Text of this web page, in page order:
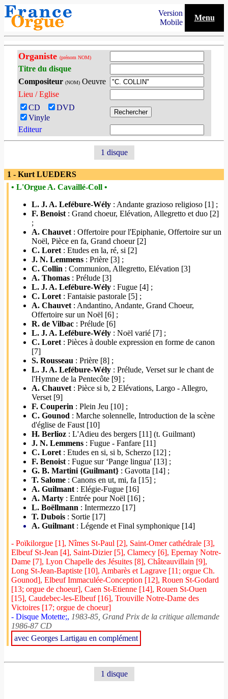
Version
Mobile
Menu
Organiste (prénom NOM)
Titre du disque
Compositeur (NOM)Oeuvre
Lieu / Eglise
CD
DVD
Vinyle
Editeur
1 disque
1 - Kurt LUEDERS
• L'Orgue A. Cavaillé-Coll •
L. J. A. Lefébure-Wély : Andante grazioso religioso [1] ;
F. Benoist : Grand choeur, Elévation, Allegretto et duo [2]
;
A. Chauvet : Offertoire pour l'Epiphanie, Offertoire sur un
Noël, Pièce en fa, Grand choeur [2]
C. Loret : Etudes en la, ré, si [2]
J. N. Lemmens : Prière [3] ;
C. Collin : Communion, Allegretto, Elévation [3]
A. Thomas : Prélude [3]
L. J. A. Lefébure-Wély : Fugue [4] ;
C. Loret : Fantaisie pastorale [5] ;
A. Chauvet : Andantino, Andante, Grand Choeur,
Offertoire sur un Noël [6] ;
R. de Vilbac : Prélude [6]
L. J. A. Lefébure-Wély : Noël varié [7] ;
C. Loret : Pièces à double expression en forme de canon
[7]
S. Rousseau : Prière [8] ;
L. J. A. Lefébure-Wély : Prélude, Verset sur le chant de
l'Hymne de la Pentecôte [9] ;
A. Chauvet : Pièce si b, 2 Elévations, Largo - Allegro,
Verset [9]
F. Couperin : Plein Jeu [10] ;
C. Gounod : Marche solennelle, Introduction de la scène
d'église de Faust [10]
H. Berlioz : L'Adieu des bergers [11] (t. Guilmant)
J. N. Lemmens : Fugue - Fanfare [11]
C. Loret : Etudes en si, si b, Scherzo [12] ;
F. Benoist : Fugue sur ‘Pange lingua' [13] ;
G. B. Martini {Guilmant} : Gavotta [14] ;
T. Salome : Canons en ut, mi, fa [15] ;
A. Guilmant : Elégie-Fugue [16]
A. Marty : Entrée pour Noël [16] ;
L. Boëllmann : Intermezzo [17]
T. Dubois : Sortie [17]
A. Guilmant : Légende et Final symphonique [14]
- Poïkilorgue [1], Nîmes St-Paul [2], Saint-Omer cathédrale [3],
Elbeuf St-Jean [4], Saint-Dizier [5], Clamecy [6], Epernay Notre-
Dame [7], Lyon Chapelle des Jésuites [8], Châteauvillain [9],
Long St-Jean-Baptiste [10], Ambarès et Lagrave [11; orgue Ch.
Gounod], Elbeuf Immaculée-Conception [12], Rouen St-Godard
[13; orgue de choeur], Caen St-Etienne [14], Rouen St-Ouen
[15], Caudebec-les-Elbeuf [16], Trouville Notre-Dame des
Victoires [17; orgue de choeur]
- Disque Motette;, 1983-85, Grand Prix de la critique allemande
1986-87 CD
avec Georges Lartigau en complément
1 disque